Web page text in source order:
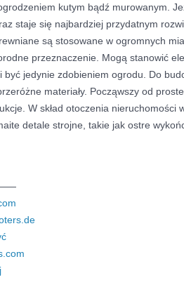
kutym bądź murowanym.
staje się najbardziej przydatnym
są stosowane w ogromnych
przeznaczenie. Mogą stanowić
być jedynie zdobieniem ogrodu. Do
materiały. Począwszy od
W skład otoczenia nieruchomości
detale strojne, takie jak ostre